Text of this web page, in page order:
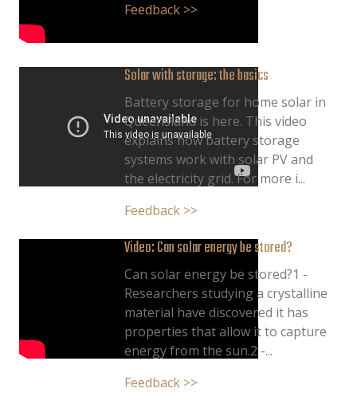
Feedback >>
Solar with storage: the basics
Battery storage for home solar in
Queensland is here. This video
explains how battery storage
systems work with solar PV and
the electricity grid. For more i...
Feedback >>
Video: Can solar energy be stored?
Can solar energy be stored?1 -
Researchers studying a crystalline
material have discovered it has
properties that allow it to capture
energy from the sun.2 -...
Feedback >>